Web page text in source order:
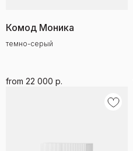
Комод Моника
темно-серый
from 22 000 р.